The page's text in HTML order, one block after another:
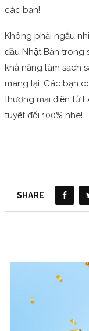
các bạn!
Không phải ngẫu
đầu Nhật Bản trong
khả năng làm sạch
mang lại. Các bạn
thương mại điện tử
tuyệt đối 100% nhé!
SHARE